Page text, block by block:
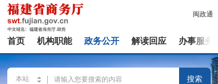
闽政通
首页 机构职能 政务公开 解读回应 办事服务
搜索